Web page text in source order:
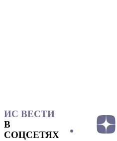
ИС ВЕСТИ
В
СОЦСЕТЯХ